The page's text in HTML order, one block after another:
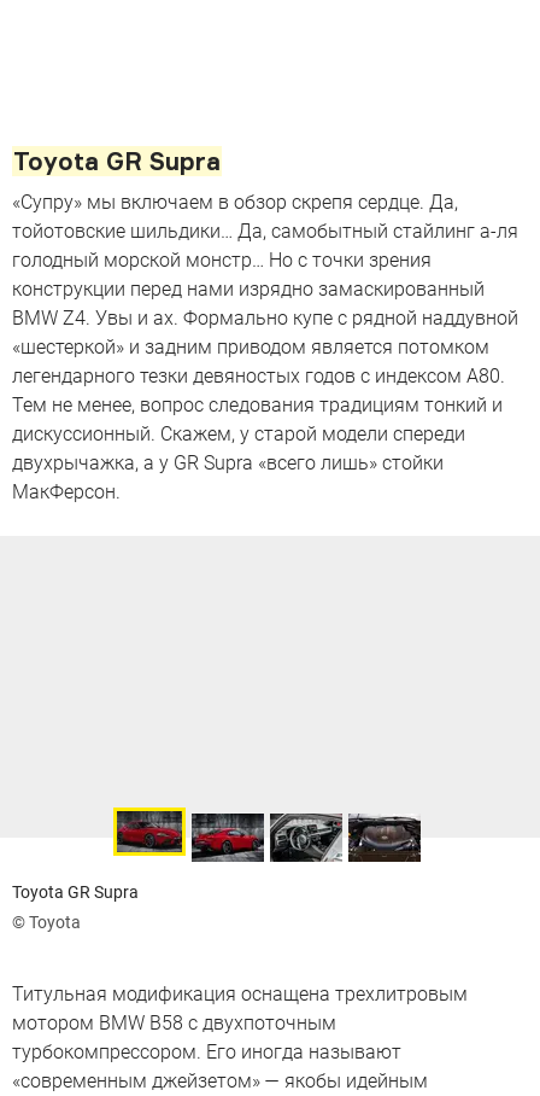
Toyota GR Supra
«Супру» мы включаем в обзор скрепя сердце. Да,
тойотовские шильдики… Да, самобытный стайлинг а-ля
голодный морской монстр… Но с точки зрения
конструкции перед нами изрядно замаскированный
BMW Z4. Увы и ах. Формально купе с рядной наддувной
«шестеркой» и задним приводом является потомком
легендарного тезки девяностых годов с индексом A80.
Тем не менее, вопрос следования традициям тонкий и
дискуссионный. Скажем, у старой модели спереди
двухрычажка, а у GR Supra «всего лишь» стойки
МакФерсон.
Toyota GR Supra
© Toyota
Титульная модификация оснащена трехлитровым
мотором BMW B58 с двухпоточным
турбокомпрессором. Его иногда называют
«современным джейзетом» — якобы идейным